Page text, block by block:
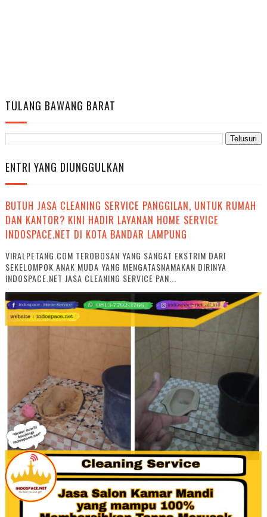
TULANG BAWANG BARAT
ENTRI YANG DIUNGGULKAN
BUTUH JASA CLEANING SERVICE PANGGILAN, UNTUK RUMAH
DAN KANTOR? KINI HADIR LAYANAN HOME SERVICE
INDOSPACE.NET DI KOTA BANDAR LAMPUNG
VIRALPETANG.COM TEROBOSAN YANG SANGAT EKSTRIM DARI
SEKELOMPOK ANAK MUDA YANG MENGATASNAMAKAN DIRINYA
INDOSPACE.NET JASA CLEANING SERVICE PAN...